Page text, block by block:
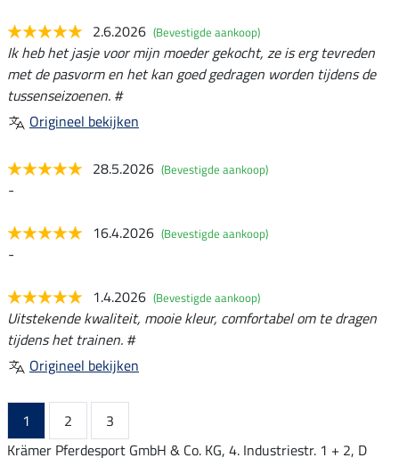
2.6.2026 (Bevestigde aankoop)
Ik heb het jasje voor mijn moeder gekocht, ze is erg tevreden
met de pasvorm en het kan goed gedragen worden tijdens de
tussenseizoenen. #
Origineel bekijken
28.5.2026 (Bevestigde aankoop)
-
16.4.2026 (Bevestigde aankoop)
-
1.4.2026 (Bevestigde aankoop)
Uitstekende kwaliteit, mooie kleur, comfortabel om te dragen
tijdens het trainen. #
Origineel bekijken
1 2
3
Krämer Pferdesport GmbH & Co. KG, 4. Industriestr. 1 + 2, D